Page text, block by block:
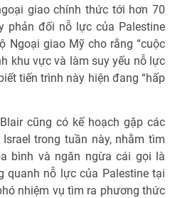
giao chính thức tới hơn 70
phản đối nỗ lực của Palestine
Ngoại giao Mỹ cho rằng “cuộc
khu vực và làm suy yếu nỗ lực
tiến trình này hiện đang “hấp
cũng có kế hoạch gặp các
trong tuần này, nhằm tìm
bình và ngăn ngừa cái gọi là
quanh nỗ lực của Palestine tại
nhiệm vụ tìm ra phương thức